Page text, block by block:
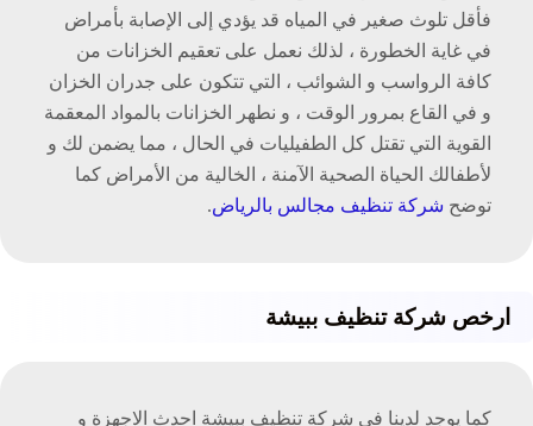
فأقل تلوث صغير في المياه قد يؤدي إلى الإصابة بأمراض
في غاية الخطورة ، لذلك نعمل على تعقيم الخزانات من
كافة الرواسب و الشوائب ، التي تتكون على جدران الخزان
و في القاع بمرور الوقت ، و نطهر الخزانات بالمواد المعقمة
القوية التي تقتل كل الطفيليات في الحال ، مما يضمن لك و
لأطفالك الحياة الصحية الآمنة ، الخالية من الأمراض كما
توضح شركة تنظيف مجالس بالرياض.
ارخص شركة تنظيف ببيشة
كما يوجد لدينا في شركة تنظيف ببيشة احدث الاجهزة و